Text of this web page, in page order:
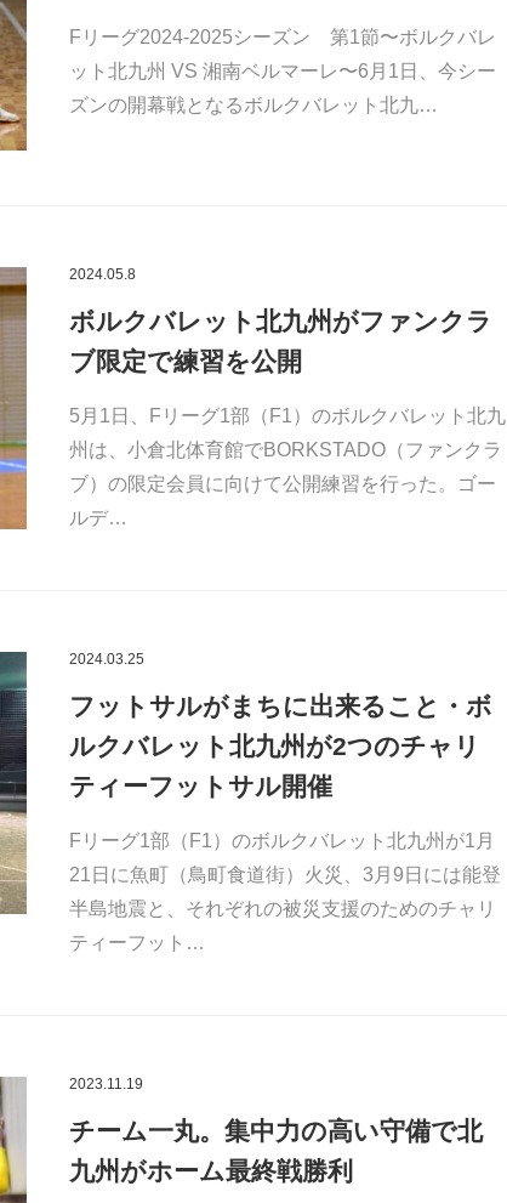
Fリーグ2024-2025シーズン 第1節〜ボルクバレ
ット北九州 VS 湘南ベルマーレ〜6月1日、今シー
ズンの開幕戦となるボルクバレット北九…
2024.05.8
ボルクバレット北九州がファンクラ
ブ限定で練習を公開
5月1日、Fリーグ1部（F1）のボルクバレット北九
州は、小倉北体育館でBORKSTADO（ファンクラ
ブ）の限定会員に向けて公開練習を行った。ゴー
ルデ…
2024.03.25
フットサルがまちに出来ること・ボ
ルクバレット北九州が2つのチャリ
ティーフットサル開催
Fリーグ1部（F1）のボルクバレット北九州が1月
21日に魚町（鳥町食道街）火災、3月9日には能登
半島地震と、それぞれの被災支援のためのチャリ
ティーフット…
2023.11.19
チーム一丸。集中力の高い守備で北
九州がホーム最終戦勝利